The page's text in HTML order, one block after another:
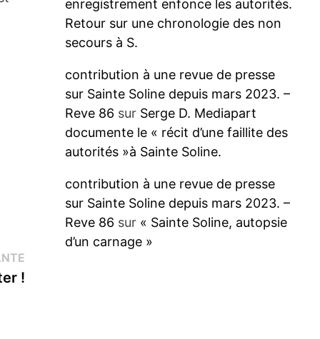
Publication
suivante :
!
enregistrement enfonce les autorités.
Retour sur une chronologie des non
secours à S.
contribution à une revue de presse
sur Sainte Soline depuis mars 2023. –
Reve 86 sur Serge D. Mediapart
documente le « récit d’une faillite des
autorités »à Sainte Soline.
contribution à une revue de presse
sur Sainte Soline depuis mars 2023. –
Reve 86 sur « Sainte Soline, autopsie
d’un carnage »